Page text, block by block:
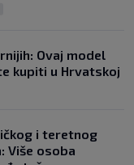
Ovaj model
kupiti u Hrvatskoj
i teretnog
Više osoba